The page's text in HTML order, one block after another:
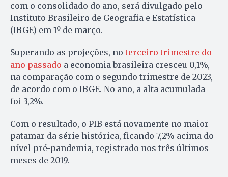
com o consolidado do ano, será divulgado pelo
Instituto Brasileiro de Geografia e Estatística
(IBGE) em 1º de março.
Superando as projeções, no terceiro trimestre do
ano passado a economia brasileira cresceu 0,1%,
na comparação com o segundo trimestre de 2023,
de acordo com o IBGE. No ano, a alta acumulada
foi 3,2%.
Com o resultado, o PIB está novamente no maior
patamar da série histórica, ficando 7,2% acima do
nível pré-pandemia, registrado nos três últimos
meses de 2019.